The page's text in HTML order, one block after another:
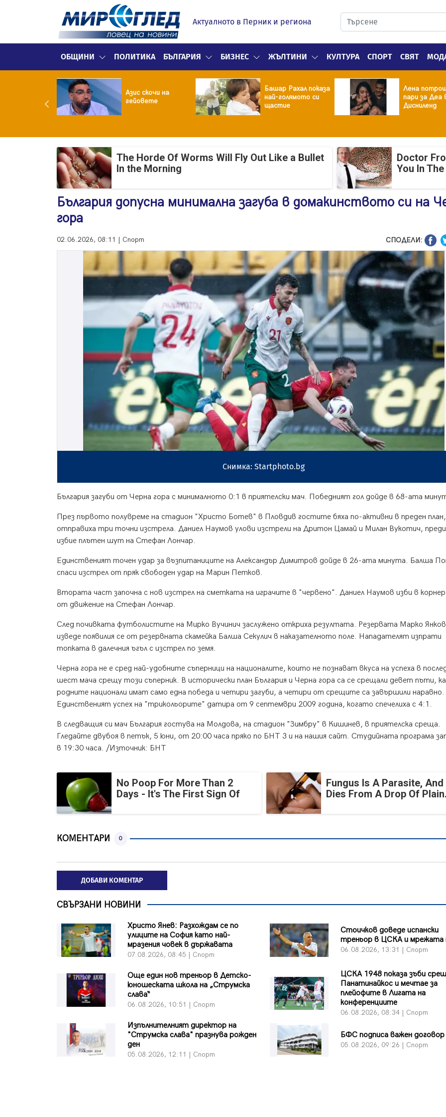
Актуалното в Перник и региона
ОБЩИНИ ПОЛИТИКА БЪЛГАРИЯ БИЗНЕС ЖЪЛТИНИ КУЛТУРА СПОРТ СВЯТ
Азис скочи на
гейовете
Башар Рахал показа
най-голямото си
щастие
Лена
пари за Деа
Дисниленд
The Horde Of Worms Will Fly Out Like a Bullet
In the Morning
Doctor
You In
България допусна минимална загуба в домакинството си на
гора
02.06.2026, 08:11 | Спорт СПОДЕЛИ:
Снимка: Startphoto.bg
България загуби от Черна гора с минималното 0:1 в приятелски мач. Победният гол дойде в 68-ата
През първото полувреме на стадион "Христо Ботев" в Пловдив гостите бяха по-активни в преден
отправиха три точни изстрела. Даниел Наумов улови изстрели на Дритон Цамай и Милан Вукотич,
избие плътен шут на Стефан Лончар.
Единственият точен удар за възпитаниците на Александър Димитров дойде в 26-ата минута. Балша
спаси изстрел от пряк свободен удар на Марин Петков.
Втората част започна с нов изстрел на сметката на играчите в "червено". Даниел Наумов изби в
от движение на Стефан Лончар.
След почивката футболистите на Мирко Вучинич заслужено откриха резултата. Резервата Марко
изведе появилия се от резервната скамейка Балша Секулич в наказателното поле. Нападателят изпрати
топката в далечния ъгъл с изстрел по земя.
Черна гора не е сред най-удобните съперници на националите, които не познават вкуса на успеха в
шест мача срещу този съперник. В исторически план България и Черна гора са се срещали девет пъти,
родните национали имат само една победа и четири загуби, а четири от срещите са завършили наравно.
Единственият успех на "трикольорите" датира от 9 септември 2009 година, когато спечелиха с 4:1.
В следващия си мач България гостува на Молдова, на стадион "Зимбру" в Кишинев, в приятелска среща.
Гледайте двубоя в петък, 5 юни, от 20:00 часа пряко по БНТ 3 и на нашия сайт. Студийната програма
в 19:30 часа. /Източник: БНТ
No Poop For More Than 2
Days - It's The First Sign Of
Fungus Is A Parasite, And
Dies From A Drop Of
КОМЕНТАРИ 0
ДОБАВИ КОМЕНТАР
СВЪРЗАНИ НОВИНИ
Христо Янев: Разхождам се по
улиците на София като най-
мразения човек в държавата
07.08.2026, 08:45 | Спорт
Стоичков доведе испански
треньор в ЦСКА и мрежата
06.08.2026, 13:31 | Спорт
Още един нов треньор в Детско-
юношеската школа на „Струмска
слава“
06.08.2026, 10:51 | Спорт
ЦСКА 1948 показа зъби
Панатинайкос и мечтае за
плейофите в Лигата на
конференциите
06.08.2026, 08:34 | Спорт
Изпълнителният директор на
"Струмска слава" празнува рожден
ден
05.08.2026, 12:11 | Спорт
БФC подписа важен договор
05.08.2026, 09:26 | Спорт